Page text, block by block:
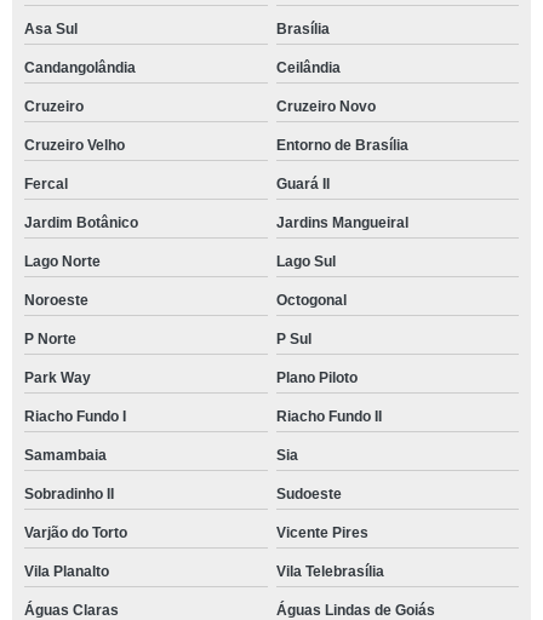
Asa Sul Brasília
Candangolândia Ceilândia
Cruzeiro Cruzeiro Novo
Cruzeiro Velho Entorno de Brasília
Fercal Guará II
Jardim Botânico Jardins Mangueiral
Lago Norte Lago Sul
Noroeste Octogonal
P Norte P Sul
Park Way Plano Piloto
Riacho Fundo I Riacho Fundo II
Samambaia Sia
Sobradinho II Sudoeste
Varjão do Torto Vicente Pires
Vila Planalto Vila Telebrasília
Águas Claras
Águas Lindas de Goiás